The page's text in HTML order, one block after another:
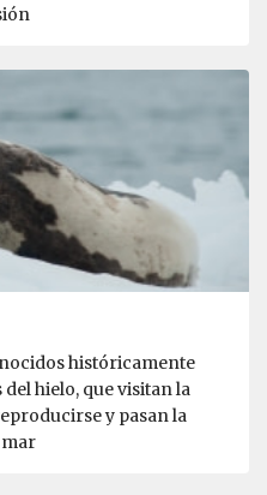
históricamente
hielo, que visitan la
y pasan la
mar